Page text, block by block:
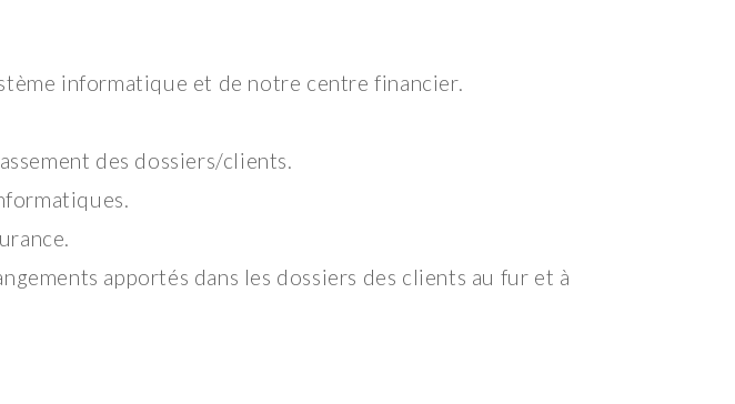
informatique et de notre centre financier.
des dossiers/clients.
apportés dans les dossiers des clients au fur et à